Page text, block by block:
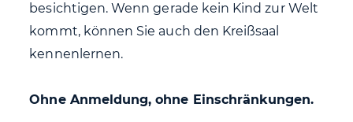
besichtigen. Wenn gerade kein Kind zur Welt
kommt, können Sie auch den Kreißsaal
kennenlernen.
Ohne Anmeldung, ohne Einschränkungen.